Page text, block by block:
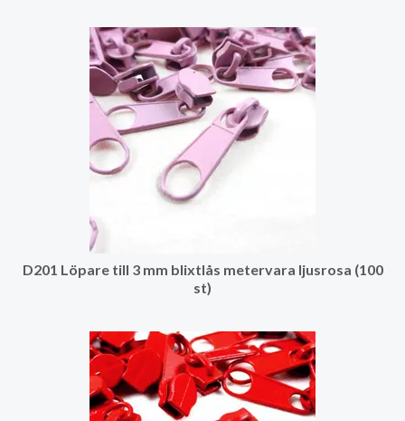
D201 Löpare till 3 mm blixtlås metervara ljusrosa (100
st)